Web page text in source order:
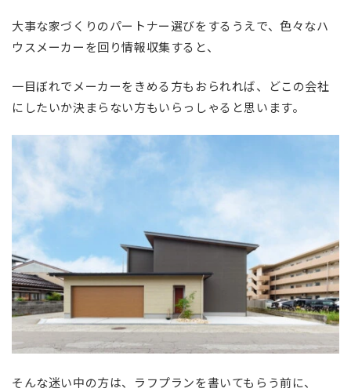
大事な家づくりのパートナー選びをするうえで、色々なハ
ウスメーカーを回り情報収集すると、
一目ぼれでメーカーをきめる方もおられれば、どこの会社
にしたいか決まらない方もいらっしゃると思います。
そんな迷い中の方は、ラフプランを書いてもらう前に、